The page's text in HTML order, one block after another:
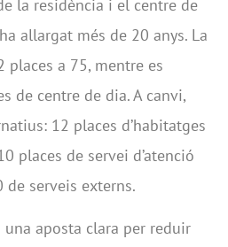
la residència i el centre de
allargat més de 20 anys. La
places a 75, mentre es
de centre de dia. A canvi,
12 places d’habitatges
places de servei d’atenció
serveis externs.
aposta clara per reduir